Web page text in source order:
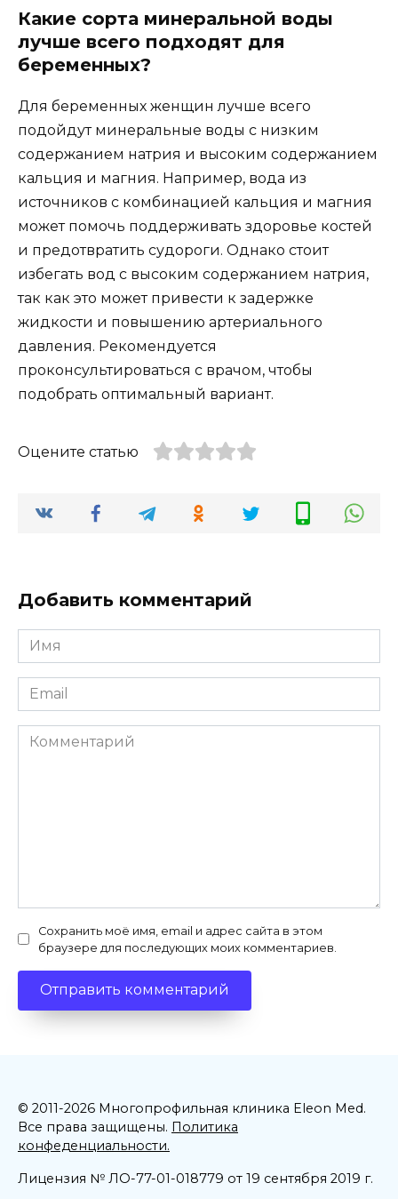
Какие сорта минеральной воды
лучше всего подходят для
беременных?
Для беременных женщин лучше всего
подойдут минеральные воды с низким
содержанием натрия и высоким содержанием
кальция и магния. Например, вода из
источников с комбинацией кальция и магния
может помочь поддерживать здоровье костей
и предотвратить судороги. Однако стоит
избегать вод с высоким содержанием натрия,
так как это может привести к задержке
жидкости и повышению артериального
давления. Рекомендуется
проконсультироваться с врачом, чтобы
подобрать оптимальный вариант.
Оцените статью
Добавить комментарий
Имя
*
Email
*
Комментарий
Сохранить моё имя, email и адрес сайта в этом
браузере для последующих моих комментариев.
© 2011-2026 Многопрофильная клиника Eleon Med.
Все права защищены. Политика
конфеденциальности.
Лицензия № ЛО-77-01-018779 от 19 сентября 2019 г.